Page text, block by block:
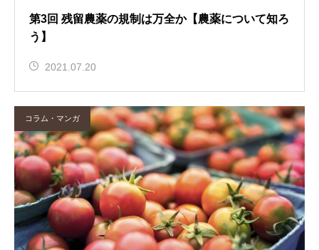
第3回 残留農薬の規制は万全か【農薬について知ろ
う】
2021.07.20
コラム・マンガ